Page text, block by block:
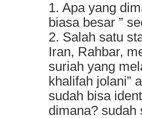
1. Apa yang
biasa besar ”
2. Salah satu
Iran, Rahbar,
suriah yang
khalifah jolani”
sudah bisa
dimana? sudah